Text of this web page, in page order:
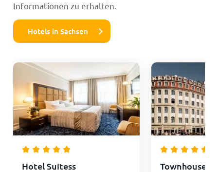
Informationen zu erhalten.
Hotels in Sachsen
Hotel Suitess Townhouse